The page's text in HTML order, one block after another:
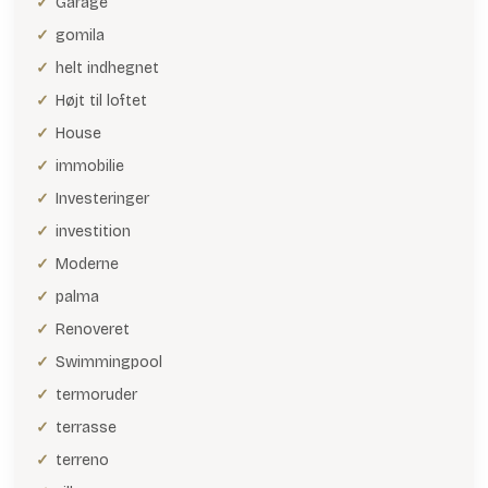
gomila
helt indhegnet
Højt til loftet
House
immobilie
Investeringer
investition
Moderne
palma
Renoveret
Swimmingpool
termoruder
terrasse
terreno